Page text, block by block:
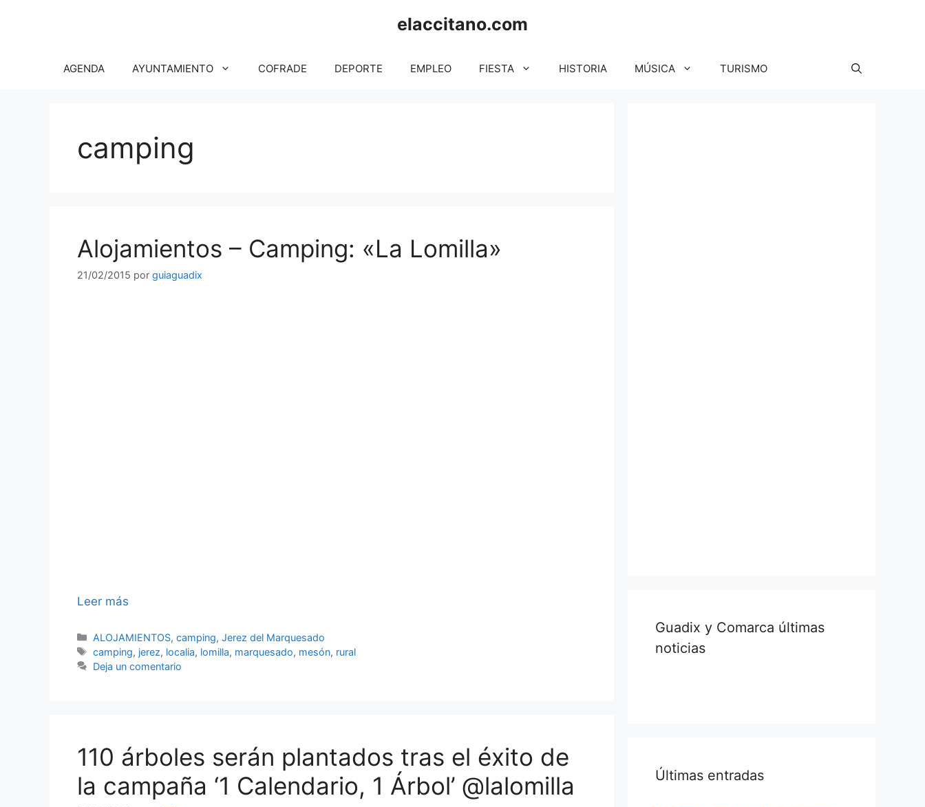
elaccitano.com
AGENDA AYUNTAMIENTO COFRADE DEPORTE EMPLEO FIESTA HISTORIA MÚSICA TURISMO
camping
Alojamientos – Camping: «La Lomilla»
21/02/2015 por guiaguadix
Leer más
Categorías
ALOJAMIENTOS,camping,Jerez del Marquesado
Etiquetas
camping, jerez, localia, lomilla, marquesado, mesón, rural
Deja un comentario
110 árboles serán plantados tras el éxito de
la campaña ‘1 Calendario, 1 Árbol’ @lalomilla
Guadix y Comarca últimas
noticias
Últimas entradas